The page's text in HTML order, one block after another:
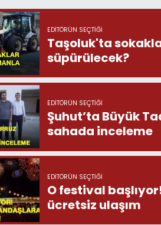
EDITÖRÜN SEÇTIĞI
Taşoluk'ta
süpürülecek?
EDITÖRÜN SEÇTIĞI
Şuhut’ta Büyük
sahada inceleme
EDITÖRÜN SEÇTIĞI
O festival
ücretsiz ulaşım